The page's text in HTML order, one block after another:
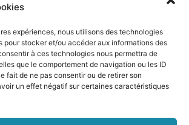
expériences, nous utilisons des technologies
pour stocker et/ou accéder aux informations des
à ces technologies nous permettra de
que le comportement de navigation ou les ID
fait de ne pas consentir ou de retirer son
un effet négatif sur certaines caractéristiques